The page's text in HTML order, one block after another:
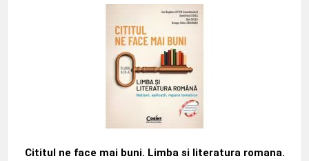
Cititul ne face mai buni. Limba si literatura romana.